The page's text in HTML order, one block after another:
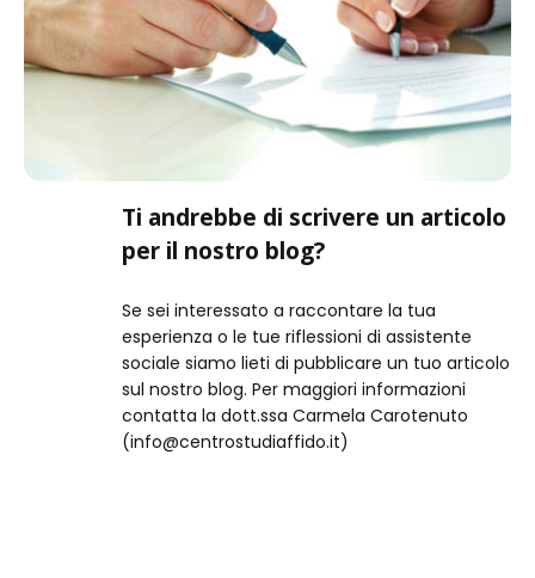
Ti andrebbe di scrivere un articolo
per il nostro blog?
Se sei interessato a raccontare la tua
esperienza o le tue riflessioni di assistente
sociale siamo lieti di pubblicare un tuo articolo
sul nostro blog. Per maggiori informazioni
contatta la dott.ssa Carmela Carotenuto
(info@centrostudiaffido.it)